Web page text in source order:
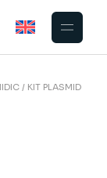
KIT PLASMID